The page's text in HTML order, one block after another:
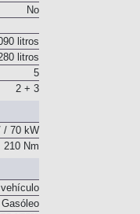
45 l
litros
280 litros
5
/ 70 kW
vehículo